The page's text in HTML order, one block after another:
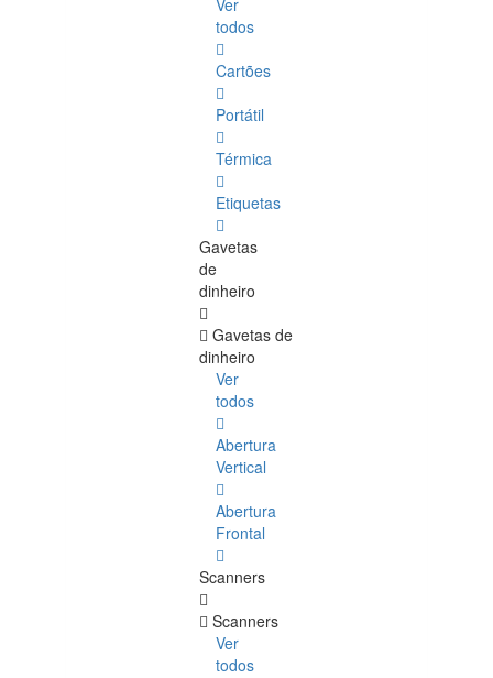
Ver
todos
Cartões
Portátil
Térmica
Etiquetas
Gavetas
de
dinheiro
Gavetas de
dinheiro
Ver
todos
Abertura
Vertical
Abertura
Frontal
Scanners
Scanners
Ver
todos